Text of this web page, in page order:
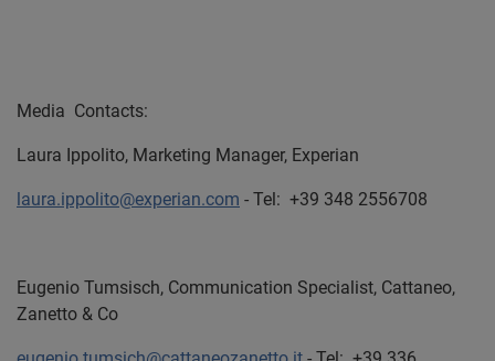
Media Contacts:
Laura Ippolito, Marketing Manager, Experian
laura.ippolito@experian.com - Tel: +39 348 2556708
Eugenio Tumsisch, Communication Specialist, Cattaneo,
Zanetto & Co